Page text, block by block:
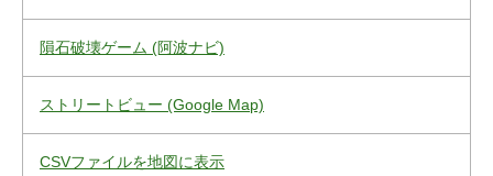
隕石破壊ゲーム (阿波ナビ)
ストリートビュー (Google Map)
CSVファイルを地図に表示